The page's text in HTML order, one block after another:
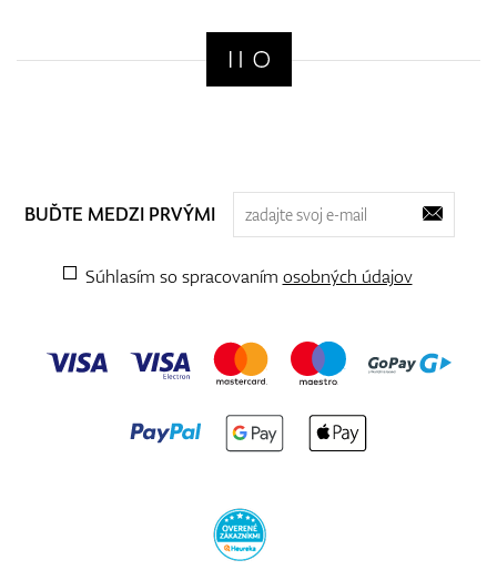
BUĎTE MEDZI PRVÝMI
Súhlasím so spracovaním osobných údajov